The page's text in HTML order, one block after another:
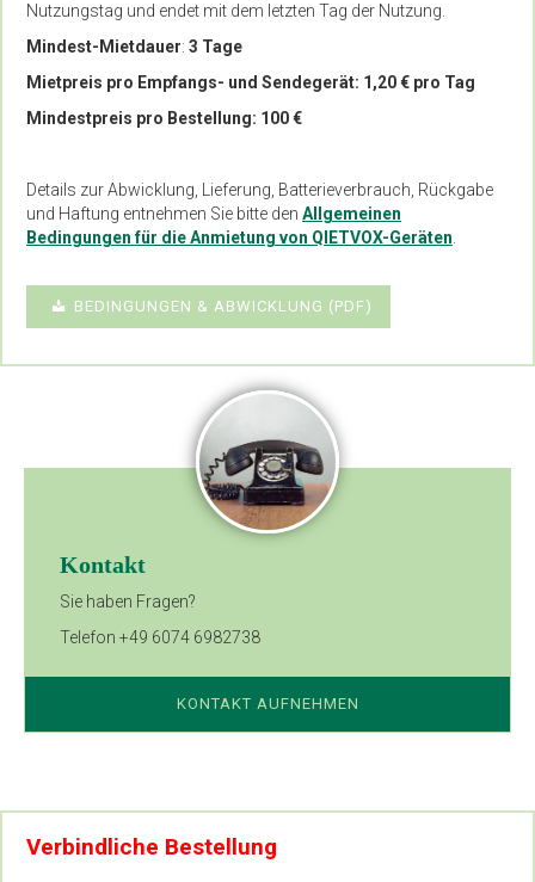
Nutzungstag und endet mit dem letzten Tag der Nutzung.
Mindest-Mietdauer: 3 Tage
Mietpreis pro Empfangs- und Sendegerät: 1,20 € pro Tag
Mindestpreis pro Bestellung: 100 €
Details zur Abwicklung, Lieferung, Batterieverbrauch, Rückgabe
und Haftung entnehmen Sie bitte den Allgemeinen
Bedingungen für die Anmietung von QIETVOX-Geräten
BEDINGUNGEN & ABWICKLUNG (PDF)
Kontakt
Sie haben Fragen?
Telefon +49 6074 6982738
KONTAKT AUFNEHMEN
Verbindliche Bestellung